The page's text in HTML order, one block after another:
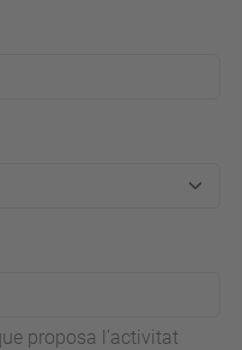
proposa l'activitat